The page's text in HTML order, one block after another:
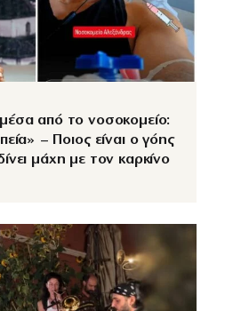
από το νοσοκομείο:
– Ποιος είναι ο γόης
μάχη με τον καρκίνο